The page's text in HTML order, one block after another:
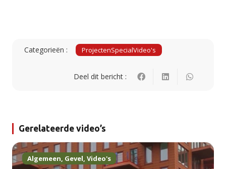
Categorieën : ProjectenSpecialVideo's
Deel dit bericht :
Gerelateerde video’s
Algemeen, Gevel, Video's